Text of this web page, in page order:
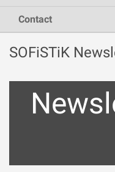
Contact
SOFiSTiK